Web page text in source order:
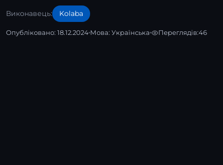
Виконавець: Kolaba
Опубліковано: 18.12.2024 Мова: Українська Переглядів:46